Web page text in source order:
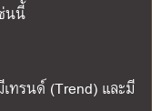
นนี้
ทรนด์ (Trend) และมี